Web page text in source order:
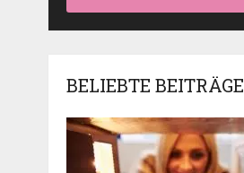
BELIEBTE BEITRÄGE